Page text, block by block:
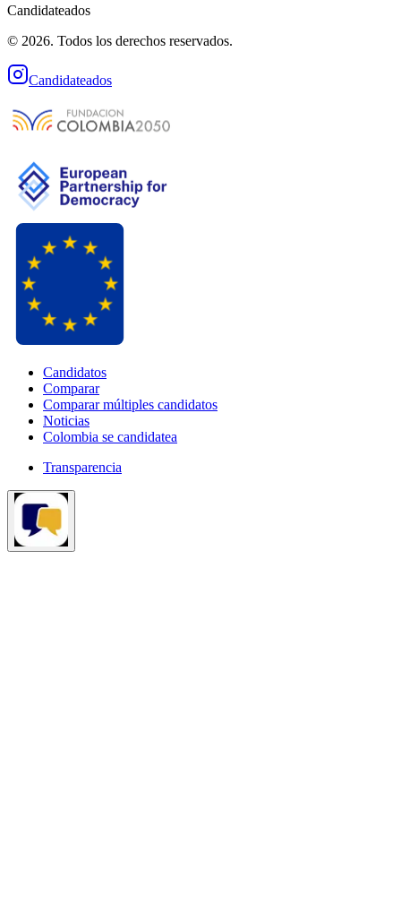
Candidateados
© 2026. Todos los derechos reservados.
Candidateados
Candidatos
Comparar
Comparar múltiples candidatos
Noticias
Colombia se candidatea
Transparencia